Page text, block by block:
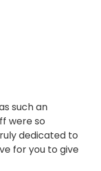
such an
were so
dedicated to
for you to give